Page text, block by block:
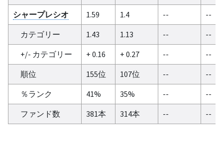
シャープレシオ
1.59 1.4 --
--
カテゴリー
1.43 1.13 --
--
+/- カテゴリー
+ 0.16 + 0.27 --
--
順位
155位 107位 --
--
％ランク
41% 35% --
--
ファンド数
381本 314本 -- --